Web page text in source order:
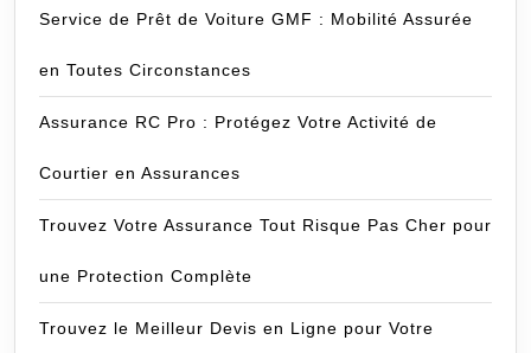
Service de Prêt de Voiture GMF : Mobilité Assurée
en Toutes Circonstances
Assurance RC Pro : Protégez Votre Activité de
Courtier en Assurances
Trouvez Votre Assurance Tout Risque Pas Cher pour
une Protection Complète
Trouvez le Meilleur Devis en Ligne pour Votre